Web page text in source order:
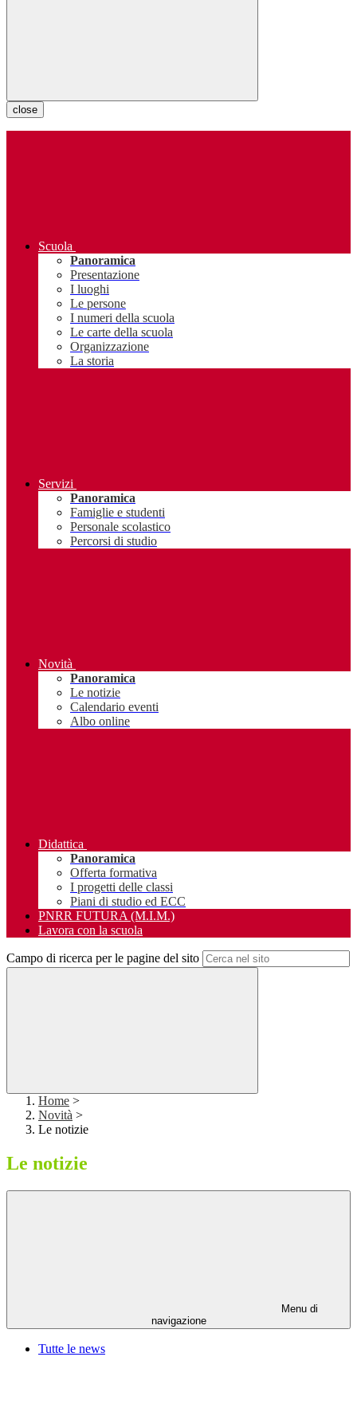
close
Scuola
Panoramica
Presentazione
I luoghi
Le persone
I numeri della scuola
Le carte della scuola
Organizzazione
La storia
Servizi
Panoramica
Famiglie e studenti
Personale scolastico
Percorsi di studio
Novità
Panoramica
Le notizie
Calendario eventi
Albo online
Didattica
Panoramica
Offerta formativa
I progetti delle classi
Piani di studio ed ECC
PNRR FUTURA (M.I.M.)
Lavora con la scuola
Campo di ricerca per le pagine del sito
Home >
Novità >
Le notizie
Le notizie
Menu di
navigazione
Tutte le news